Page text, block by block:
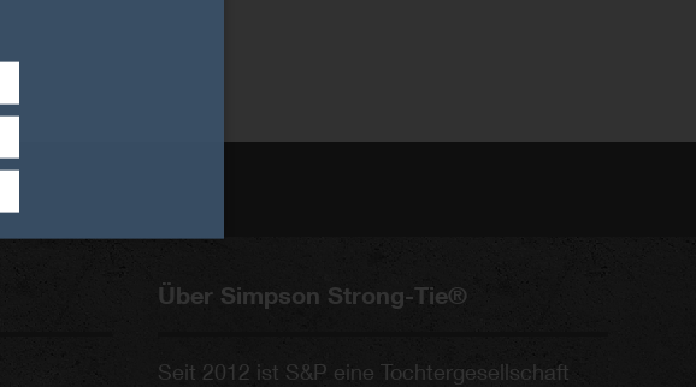
Über Simpson Strong-Tie®
Seit 2012 ist S&P eine Tochtergesellschaft